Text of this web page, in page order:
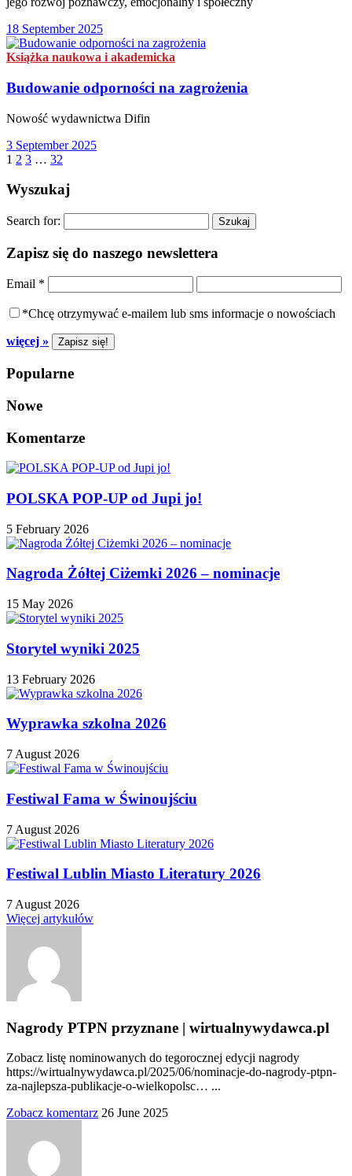
18 September 2025
Książka naukowa i akademicka
Budowanie odporności na zagrożenia
Nowość wydawnictwa Difin
3 September 2025
1 2 3 … 32
Wyszukaj
Search for:
Zapisz się do naszego newslettera
Email *
*Chcę otrzymywać e-mailem lub sms informacje o nowościach
więcej »
Popularne
Nowe
Komentarze
POLSKA POP-UP od Jupi jo!
5 February 2026
Nagroda Żółtej Ciżemki 2026 – nominacje
15 May 2026
Storytel wyniki 2025
13 February 2026
Wyprawka szkolna 2026
7 August 2026
Festiwal Fama w Świnoujściu
7 August 2026
Festiwal Lublin Miasto Literatury 2026
7 August 2026
Więcej artykułów
Nagrody PTPN przyznane | wirtualnywydawca.pl
Zobacz listę nominowanych do tegorocznej edycji nagrody
https://wirtualnywydawca.pl/2025/06/nominacje-do-nagrody-ptpn-
za-najlepsza-publikacje-o-wielkopolsc… ...
Zobacz komentarz 26 June 2025